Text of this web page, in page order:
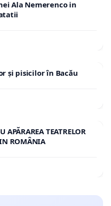
Ala Nemerenco in
și pisicilor în Bacău
APĂRAREA TEATRELOR
ROMÂNIA